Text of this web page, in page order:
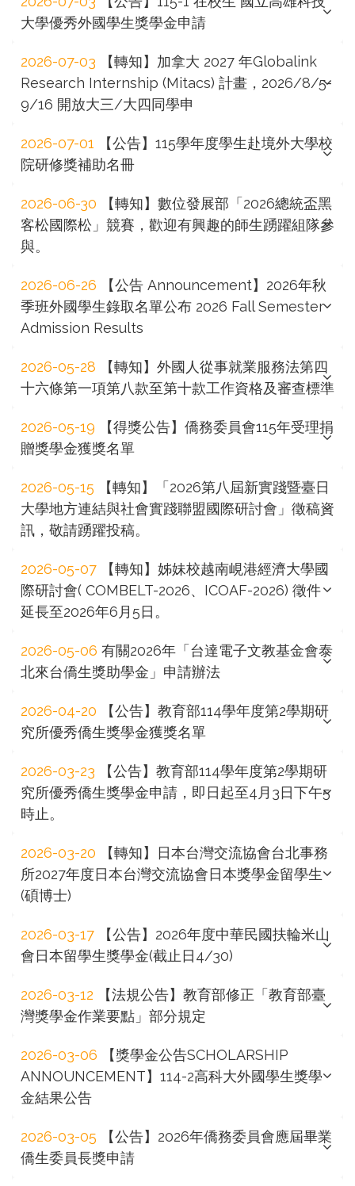
大學優秀外國學生獎學金申請
2026-07-03 【轉知】加拿大 2027 年Globalink
Research Internship (Mitacs) 計畫，2026/8/5-
9/16 開放大三/大四同學申
2026-07-01 【公告】115學年度學生赴境外大學校
院研修獎補助名冊
2026-06-30 【轉知】數位發展部「2026總統盃黑
客松國際松」競賽，歡迎有興趣的師生踴躍組隊參
與。
2026-06-26 【公告 Announcement】2026年秋
季班外國學生錄取名單公布 2026 Fall Semester
Admission Results
2026-05-28 【轉知】外國人從事就業服務法第四
十六條第一項第八款至第十款工作資格及審查標準
2026-05-19 【得獎公告】僑務委員會115年受理捐
贈獎學金獲獎名單
2026-05-15 【轉知】「2026第八屆新實踐暨臺日
大學地方連結與社會實踐聯盟國際研討會」徵稿資
訊，敬請踴躍投稿。
2026-05-07 【轉知】姊妹校越南峴港經濟大學國
際研討會( COMBELT-2026、ICOAF-2026) 徵件
延長至2026年6月5日。
2026-05-06 有關2026年「台達電子文教基金會泰
北來台僑生獎助學金」申請辦法
2026-04-20 【公告】教育部114學年度第2學期研
究所優秀僑生獎學金獲獎名單
2026-03-23 【公告】教育部114學年度第2學期研
究所優秀僑生獎學金申請，即日起至4月3日下午5
時止。
2026-03-20 【轉知】日本台灣交流協會台北事務
所2027年度日本台灣交流協會日本獎學金留學生
(碩博士)
2026-03-17 【公告】2026年度中華民國扶輪米山
會日本留學生獎學金(截止日4/30)
2026-03-12 【法規公告】教育部修正「教育部臺
灣獎學金作業要點」部分規定
2026-03-06 【獎學金公告SCHOLARSHIP
ANNOUNCEMENT】114-2高科大外國學生獎學
金結果公告
2026-03-05 【公告】2026年僑務委員會應屆畢業
僑生委員長獎申請